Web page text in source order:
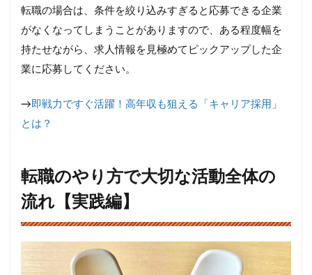
転職の場合は、条件を絞り込みすぎると応募できる企業
がなくなってしまうことがありますので、ある程度幅を
持たせながら、求人情報を見極めてピックアップした企
業に応募してください。
→即戦力ですぐ活躍！高年収も狙える「キャリア採用」
とは？
転職のやり方で大切な活動全体の
流れ【実践編】